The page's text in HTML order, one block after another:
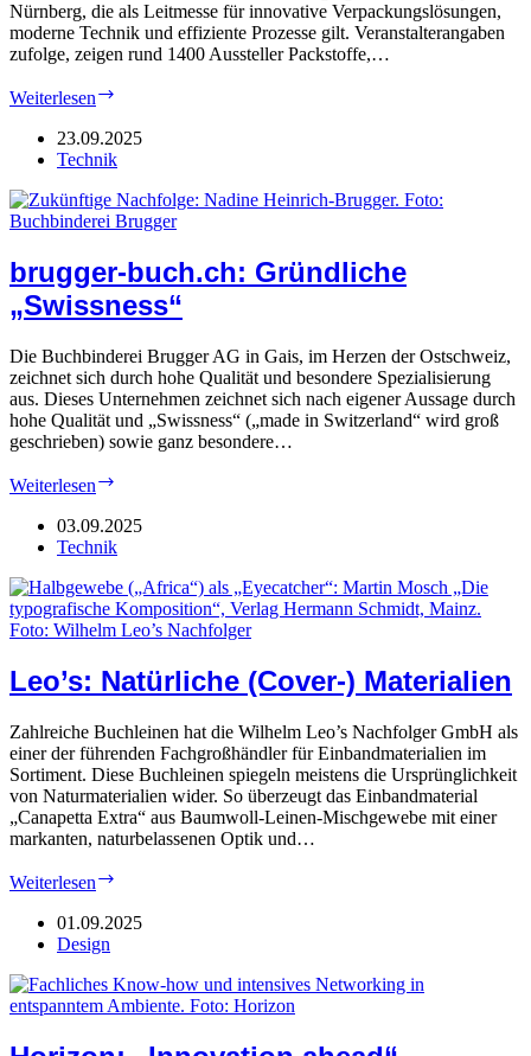
Nürnberg, die als Leitmesse für innovative Verpackungslösungen,
moderne Technik und effiziente Prozesse gilt. Veranstalterangaben
zufolge, zeigen rund 1400 Aussteller Packstoffe,…
Weiterlesen
in
Packaging“
23.09.2025
Technik
brugger-buch.ch: Gründliche
„Swissness“
Die Buchbinderei Brugger AG in Gais, im Herzen der Ostschweiz,
zeichnet sich durch hohe Qualität und besondere Spezialisierung
aus. Dieses Unternehmen zeichnet sich nach eigener Aussage durch
hohe Qualität und „Swissness“ („made in Switzerland“ wird groß
geschrieben) sowie ganz besondere…
Weiterlesen
Gründliche
„Swissness“
03.09.2025
Technik
Leo’s: Natürliche (Cover-) Materialien
Zahlreiche Buchleinen hat die Wilhelm Leo’s Nachfolger GmbH als
einer der führenden Fachgroßhändler für Einbandmaterialien im
Sortiment. Diese Buchleinen spiegeln meistens die Ursprünglichkeit
von Naturmaterialien wider. So überzeugt das Einbandmaterial
„Canapetta Extra“ aus Baumwoll-Leinen-Mischgewebe mit einer
markanten, naturbelassenen Optik und…
Weiterlesen
(Cover-)
01.09.2025
Design